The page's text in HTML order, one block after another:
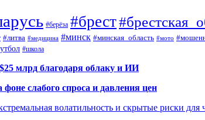
#берёза #брест
#литва #медицина #минск #минская_область #мото
#школа
млрд благодаря облаку и ИИ
слабого спроса и давления цен
волатильность и скрытые риски для